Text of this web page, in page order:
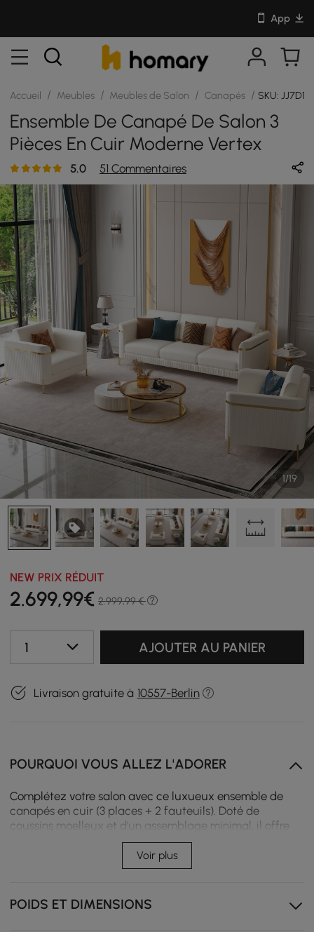
App
Accueil / Meubles / Meubles de Salon / Canapés / SKU:
Ensemble De Canapé De Salon 3
Pièces En Cuir Moderne Vertex
5.0 51 Commentaires
1/19
NEW PRIX RÉDUIT
2.699,99€ 2.999,99 €
1 AJOUTER AU PANIER
Livraison gratuite à 10557-Berlin
POURQUOI VOUS ALLEZ L'ADORER
Complétez votre salon avec ce luxueux ensemble de
canapés en cuir (3 places + 2 fauteuils). Doté de
coussins moelleux et d'un assemblage minimal, il offre
un confort instantané et une élégance moderne pour un
Revêtement luxueux en similicuir
Voir plus
POIDS ET DIMENSIONS